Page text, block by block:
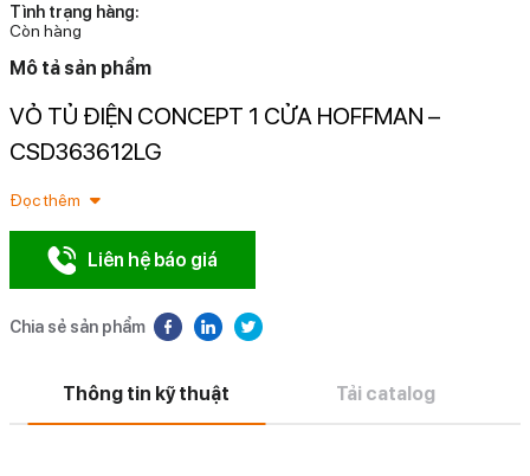
Tình trạng hàng:
Còn hàng
Mô tả sản phẩm
VỎ TỦ ĐIỆN CONCEPT 1 CỬA HOFFMAN –
CSD363612LG
Đọc thêm
Liên hệ báo giá
Chia sẻ sản phẩm
Thông tin kỹ thuật Tải catalog